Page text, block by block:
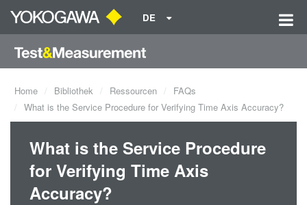
DE
Home Bibliothek Ressourcen
FAQs
What is the Service Procedure for Verifying Time Axis Accuracy?
What is the Service Procedure
for Verifying Time Axis
Accuracy?